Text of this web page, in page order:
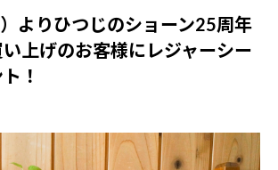
よりひつじのショーン25周年
上げのお客様にレジャーシー
！